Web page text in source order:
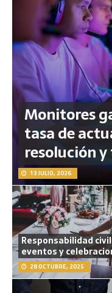
Monitores
tasa de
resolución
13 JULIO, 2026
Responsabilidad
eventos y
28 OCTUBRE, 2025